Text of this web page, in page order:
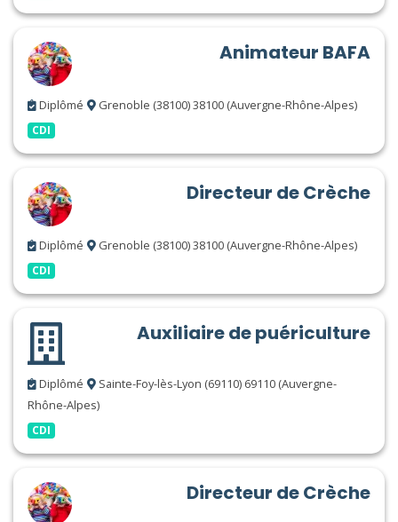
Animateur BAFA
Diplômé Grenoble (38100) 38100 (Auvergne-Rhône-Alpes)
CDI
Directeur de Crèche
Diplômé Grenoble (38100) 38100 (Auvergne-Rhône-Alpes)
CDI
Auxiliaire de puériculture
Diplômé
Sainte-Foy-lès-Lyon (69110) 69110 (Auvergne-
Rhône-Alpes)
CDI
Directeur de Crèche